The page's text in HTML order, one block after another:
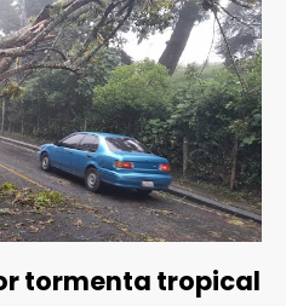
tormenta tropical